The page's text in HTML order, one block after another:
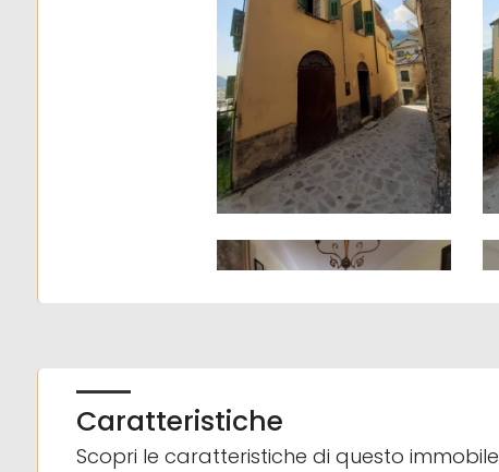
Caratteristiche
Scopri le caratteristiche di questo immobile